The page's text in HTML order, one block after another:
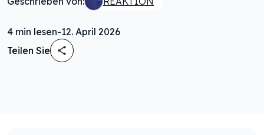
4 min lesen-12. April 2026
Teilen Sie